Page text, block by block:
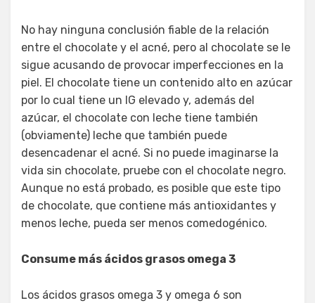
No hay ninguna conclusión fiable de la relación
entre el chocolate y el acné, pero al chocolate se le
sigue acusando de provocar imperfecciones en la
piel. El chocolate tiene un contenido alto en azúcar
por lo cual tiene un IG elevado y, además del
azúcar, el chocolate con leche tiene también
(obviamente) leche que también puede
desencadenar el acné. Si no puede imaginarse la
vida sin chocolate, pruebe con el chocolate negro.
Aunque no está probado, es posible que este tipo
de chocolate, que contiene más antioxidantes y
menos leche, pueda ser menos comedogénico.
Consume más ácidos grasos omega 3
Los ácidos grasos omega 3 y omega 6 son